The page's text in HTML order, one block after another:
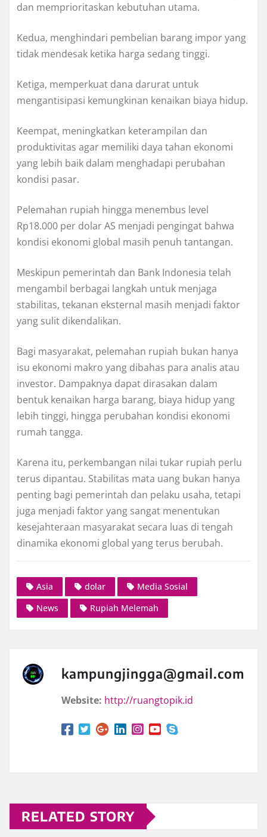
dan memprioritaskan kebutuhan utama.
Kedua, menghindari pembelian barang impor yang
tidak mendesak ketika harga sedang tinggi.
Ketiga, memperkuat dana darurat untuk
mengantisipasi kemungkinan kenaikan biaya hidup.
Keempat, meningkatkan keterampilan dan
produktivitas agar memiliki daya tahan ekonomi
yang lebih baik dalam menghadapi perubahan
kondisi pasar.
Pelemahan rupiah hingga menembus level
Rp18.000 per dolar AS menjadi pengingat bahwa
kondisi ekonomi global masih penuh tantangan.
Meskipun pemerintah dan Bank Indonesia telah
mengambil berbagai langkah untuk menjaga
stabilitas, tekanan eksternal masih menjadi faktor
yang sulit dikendalikan.
Bagi masyarakat, pelemahan rupiah bukan hanya
isu ekonomi makro yang dibahas para analis atau
investor. Dampaknya dapat dirasakan dalam
bentuk kenaikan harga barang, biaya hidup yang
lebih tinggi, hingga perubahan kondisi ekonomi
rumah tangga.
Karena itu, perkembangan nilai tukar rupiah perlu
terus dipantau. Stabilitas mata uang bukan hanya
penting bagi pemerintah dan pelaku usaha, tetapi
juga menjadi faktor yang sangat menentukan
kesejahteraan masyarakat secara luas di tengah
dinamika ekonomi global yang terus berubah.
Asia dolar
Media Sosial
News
Rupiah Melemah
kampungjingga@gmail.com
Website: http://ruangtopik.id
RELATED STORY